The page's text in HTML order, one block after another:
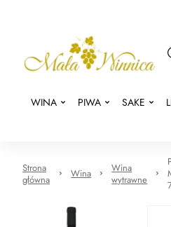
WINA PIWA SAKE
Strona
główna
Wina
Wina
wytrawne